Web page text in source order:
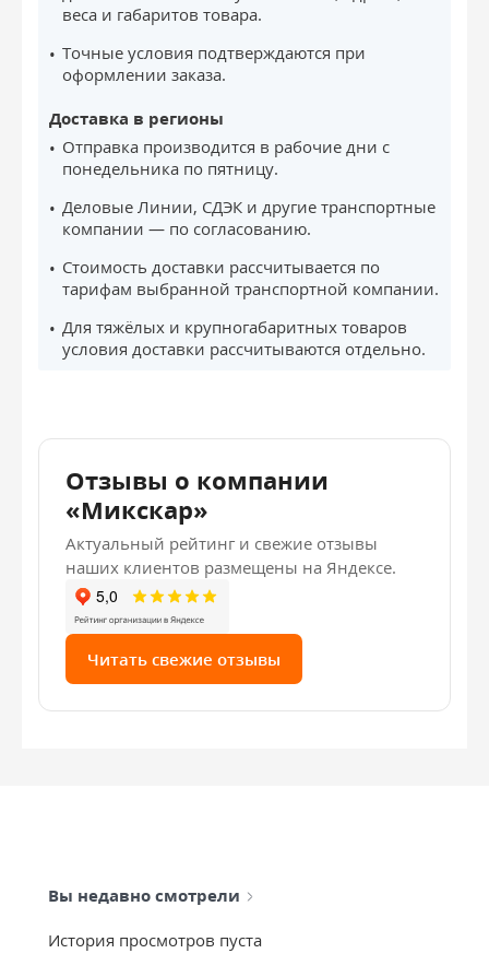
веса и габаритов товара.
Точные условия подтверждаются при
оформлении заказа.
Доставка в регионы
Отправка производится в рабочие дни с
понедельника по пятницу.
Деловые Линии, СДЭК и другие транспортные
компании — по согласованию.
Стоимость доставки рассчитывается по
тарифам выбранной транспортной компании.
Для тяжёлых и крупногабаритных товаров
условия доставки рассчитываются отдельно.
Отзывы о компании
«Микскар»
Актуальный рейтинг и свежие отзывы
наших клиентов размещены на Яндексе.
Читать свежие отзывы
Вы недавно смотрели
История просмотров пуста